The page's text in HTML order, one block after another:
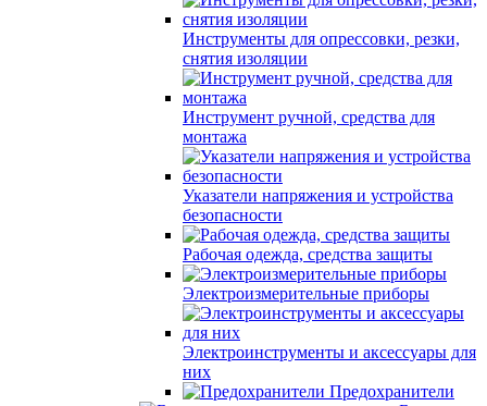
Инструменты для опрессовки, резки,
снятия изоляции
Инструмент ручной, средства для
монтажа
Указатели напряжения и устройства
безопасности
Рабочая одежда, средства защиты
Электроизмерительные приборы
Электроинструменты и аксессуары для
них
Предохранители